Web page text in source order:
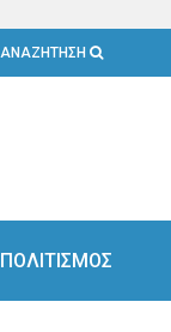
ΑΝΑΖΗΤΗΣΗ
ΠΟΛΙΤΙΣΜΟΣ